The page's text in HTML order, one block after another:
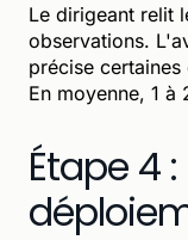
Le dirigeant relit
observations.
précise
En moyenne, 1 à
Étape 4